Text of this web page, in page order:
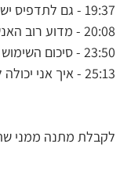
19:37 - גם לתדפיס יש ערך
20:08 - מדוע רוב האנשים לא עושים זאת
23:50 - סיכום השימוש בכלי
25:13 - איך אני יכולה לעזור לכם בזה, תודה וביי
לקבלת מתנה ממני